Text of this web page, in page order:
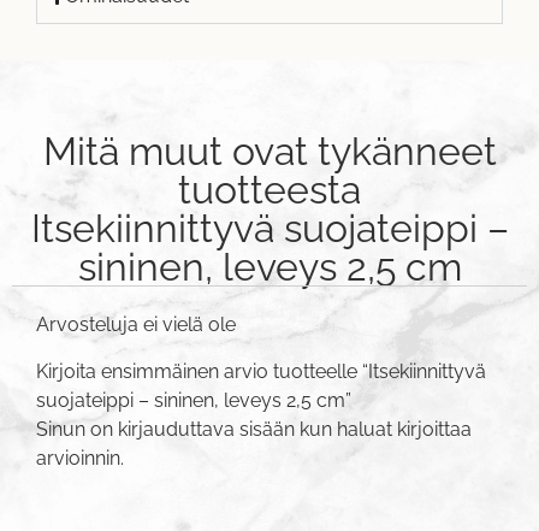
Mitä muut ovat tykänneet
tuotteesta
Itsekiinnittyvä suojateippi –
sininen, leveys 2,5 cm
Arvosteluja ei vielä ole
Kirjoita ensimmäinen arvio tuotteelle “Itsekiinnittyvä
suojateippi – sininen, leveys 2,5 cm”
Sinun on kirjauduttava sisään kun haluat kirjoittaa
arvioinnin.